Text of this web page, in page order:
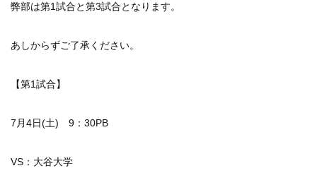
弊部は第1試合と第3試合となります。
あしからずご了承ください。
【第1試合】
7月4日(土) 9：30PB
VS：大谷大学